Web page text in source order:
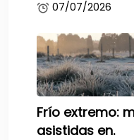
07/07/2026
Frío extremo:
asistidas en.